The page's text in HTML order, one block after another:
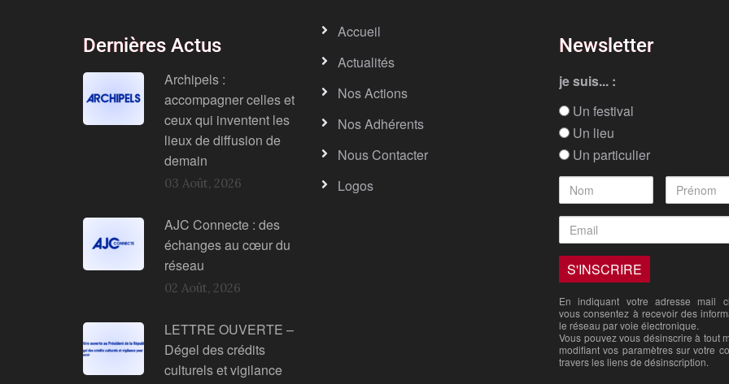
Dernières Actus
Archipels :
accompagner celles et
ceux qui inventent les
lieux de diffusion de
demain
03 Août, 2026
AJC Connecte : des
échanges au cœur du
réseau
02 Août, 2026
LETTRE OUVERTE –
Dégel des crédits
culturels et vigilance
Accueil
Actualités
Nos Actions
Nos Adhérents
Nous Contacter
Logos
Newsletter
je suis... :
Un festival
Un lieu
Un particulier
En indiquant votre adresse mail
vous consentez à recevoir des
le réseau par voie électronique.
Vous pouvez vous désinscrire à tout
modifiant vos paramètres sur votre
travers les liens de désinscription.